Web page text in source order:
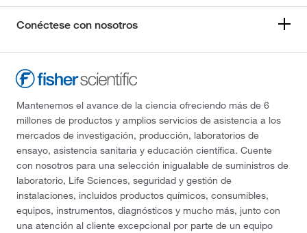
Conéctese con nosotros
Mantenemos el avance de la ciencia ofreciendo más de 6
millones de productos y amplios servicios de asistencia a los
mercados de investigación, producción, laboratorios de
ensayo, asistencia sanitaria y educación científica. Cuente
con nosotros para una selección inigualable de suministros de
laboratorio, Life Sciences, seguridad y gestión de
instalaciones, incluidos productos químicos, consumibles,
equipos, instrumentos, diagnósticos y mucho más, junto con
una atención al cliente excepcional por parte de un equipo